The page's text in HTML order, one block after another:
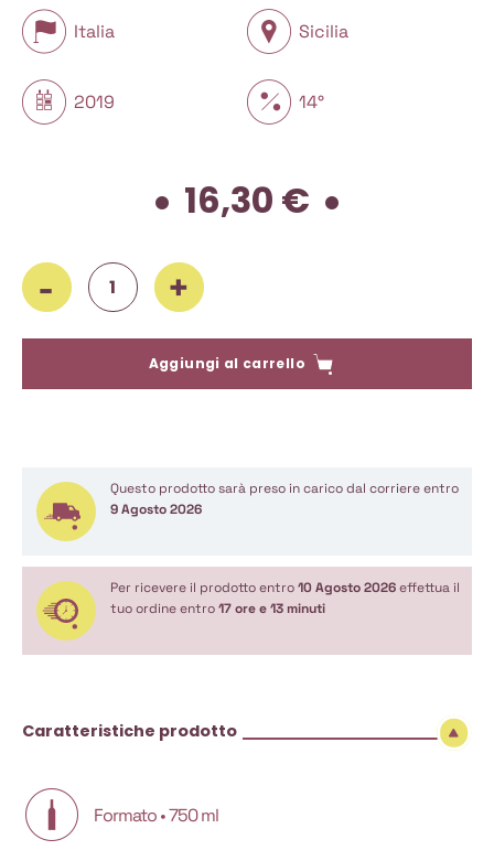
Italia Sicilia
2019 14°
16,30 €
Vaccaro, Zoe 2019, 750 ml quantità
Aggiungi al carrello
Questo prodotto sarà preso in carico dal corriere entro
9 Agosto 2026
Per ricevere il prodotto entro10 Agosto 2026effettua il
tuo ordine entro17 ore e 13 minuti
Caratteristiche prodotto
Formato • 750 ml